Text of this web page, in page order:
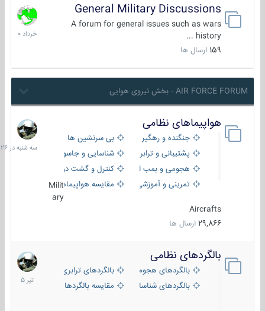
General Military Discussions
A forum for general issues such as wars
history ...
159 ارسال ها
10
خرداد
1400
AIR FORCE FORUM - بخش نیروی هوایی
هواپیماهای نظامی
جنگنده و رهگیر
بی سرنشین ها
پشتیبانی و ترابری
شناسایی و جاسوسی
هجومی و بمب افکن
کنترل و گشت دریایی
تمرینی و آموزشی
مقایسه هواپیماهاMilit
ary
Aircrafts
29,866 ارسال ها
سه
شنبه
در
بالگردهای نظامی
بالگردهای هجومی
بالگردهای ترابری
بالگردهای شناسایی
مقایسه بالگردها
22
تیر
1405